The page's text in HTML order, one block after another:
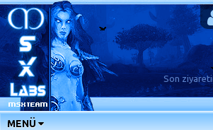
Son
MENÜ